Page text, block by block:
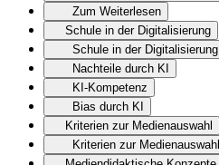
Zum Weiterlesen
Schule in der Digitalisierung
Schule in der Digitalisierung
Nachteile durch KI
KI-Kompetenz
Bias durch KI
Kriterien zur Medienauswahl
Kriterien zur Medienauswahl